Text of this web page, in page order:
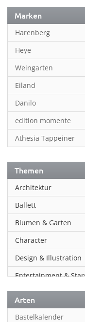
Marken
Harenberg
Heye
Weingarten
Eiland
Danilo
edition momente
Athesia Tappeiner
Themen
Architektur
Ballett
Blumen & Garten
Character
Design & Illustration
Entertainment &
Erotik
Essen & Trinken
Arten
Bastelkalender